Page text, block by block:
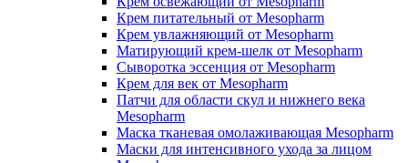
Крем питательный от Mesopharm
Крем увлажняющий от Mesopharm
Матирующий крем-шелк от Mesopharm
Сыворотка эссенция от Mesopharm
Крем для век от Mesopharm
Патчи для области скул и нижнего века
Mesopharm
Маска тканевая омолаживающая Mesopharm
Маски для интенсивного ухода за лицом